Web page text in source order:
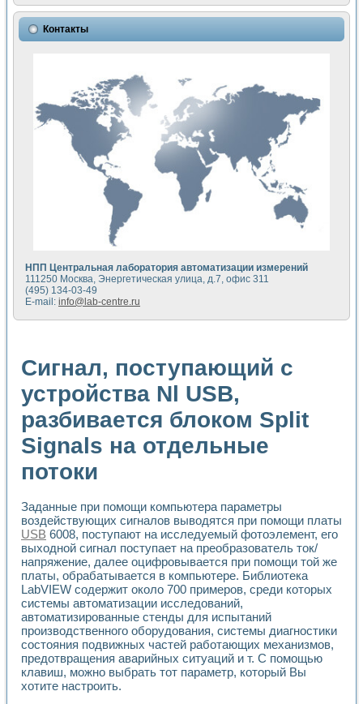
Применение осциллографического модуля с высоким
Симуляция отклика импульсного радиолокационного
Автоматизация формирования уравнений состояния для
Разработка автоматизированного стенда для измерения
Применение среды LabVIEW для построения картины
Портативная система для определения показателей
Использование LabVIEW для управления источником
Устройство для снятия вольт-амперных характеристик
Передовые научные технологии: нано-, фемто-,
Автоматизированная установка по измерению временных
Автоматизированный лабораторный комплекс на базе
Визуализация моделирования и оптимизации тепловой
Виртуальный прибор для исследования функциональных
Исследование возможности создания экономичного
Исследование кинетики движения макрочастиц в
Метод прогнозирования свойств дисперсных продуктов
Недорогая система управления сверхпроводящим
Применение технологий NI в курсе экспериментальной
Расчет переноса аэрозоля и выпадения осадка в
Применение NI VISION для геометрического анализа в
Система температурной стабилизации
Управление движением с помощью программно -
Определение параметров всплывающих газовых
Система управления асинхронным тиристорным
Лазерный профилометр
Применение средств NATIONAL INSTRUMENTS для
Разработка автоматизированного стенда для
Высокочувствительные оптоэлектронные
Установка для измерения диэлектрических свойств
Исследование кинетики зарождения и развития
Лабораторный электрический импедансный томограф на
Микрозондовая система для характеризации
Метод траекторий в исследовании
Промышленная автоматизация
Автоматизация технологических процессов получения
Использование систем технического зрения для контроля
Исследование электромагнитных переходных процессов
Применение LabVIEW при разработке обучающих
Разработка виртуальных тренажеров путем
Система блокировок, сигнализации и защиты ускорителя
Контакты
НПП Центральная лаборатория автоматизации измерений
111250 Москва, Энергетическая улица, д.7, офис 311
(495) 134-03-49
E-mail: info@lab-centre.ru
Сигнал, поступающий с
устройства Nl USB,
разбивается блоком Split
Signals на отдельные
потоки
Заданные при помощи компьютера параметры
воздействующих сигналов выводятся при помощи платы
USB 6008, поступают на исследуемый фотоэлемент, его
выходной сигнал поступает на преобразователь ток/
напряжение, далее оцифровывается при помощи той же
платы, обрабатывается в компьютере. Библиотека
LabVIEW содержит около 700 примеров, среди которых
системы автоматизации исследований,
автоматизированные стенды для испытаний
производственного оборудования, системы диагностики
состояния подвижных частей работающих механизмов,
предотвращения аварийных ситуаций и т. С помощью
клавиш, можно выбрать тот параметр, который Вы
хотите настроить.